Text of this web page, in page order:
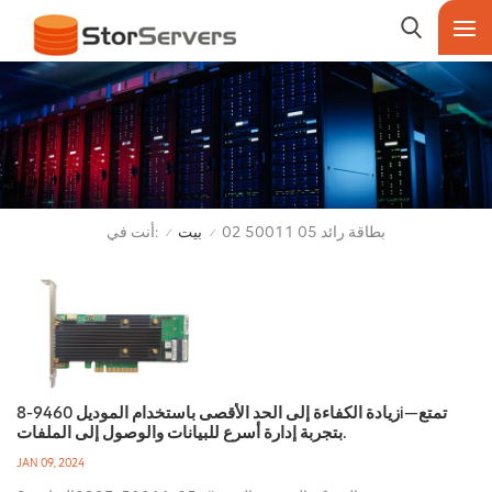
أنت في: / بيت / بطاقة رائد 05 50011 02
زيادة الكفاءة إلى الحد الأقصى باستخدام الموديل 9460-8i—تمتع
بتجربة إدارة أسرع للبيانات والوصول إلى الملفات.
JAN 09, 2024